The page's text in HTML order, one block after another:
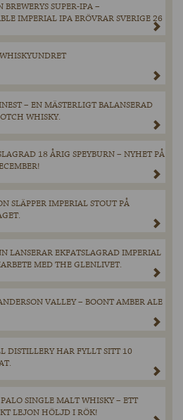
SUPER-IPA –
IMPERIAL IPA ERÖVRAR SVERIGE 26
– EN MÄSTERLIGT BALANSERAD
WHISKY.
18 ÅRIG SPEYBURN – NYHET PÅ
SLÄPPER IMPERIAL STOUT PÅ
LANSERAR EKFATSLAGRAD IMPERIAL
MED THE GLENLIVET.
VALLEY – BOONT AMBER ALE
DISTILLERY HAR FYLLT SITT 10
SINGLE MALT WHISKY – ETT
LEJON HÖLJD I RÖK!